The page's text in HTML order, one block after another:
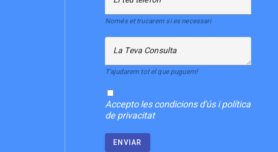
Només et trucarem si es necessari
La Teva Consulta
T'ajudarem tot el que puguem!
Acceptoles condicions d'ús i política
de privacitat
ENVIAR